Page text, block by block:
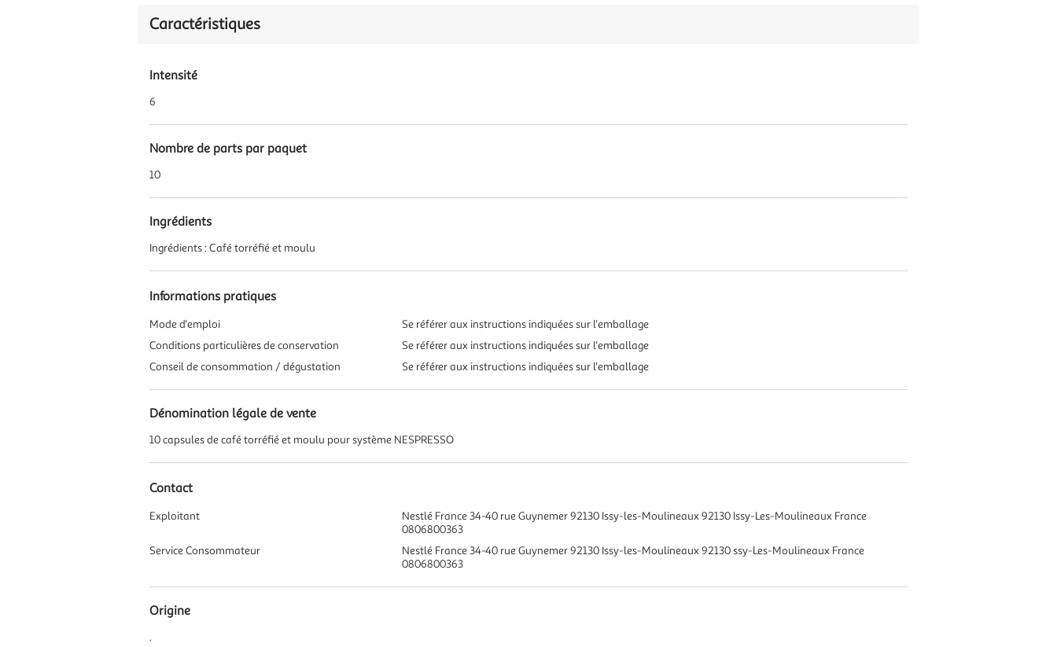
Caractéristiques
Intensité
6
Nombre de parts par paquet
10
Ingrédients
Ingrédients : Café torréfié et moulu
Informations pratiques
Mode d'emploi
Se référer aux instructions indiquées sur l'emballage
Conditions particulières de conservation
Se référer aux instructions indiquées sur l'emballage
Conseil de consommation / dégustation
Se référer aux instructions indiquées sur l'emballage
Dénomination légale de vente
10 capsules de café torréfié et moulu pour système NESPRESSO
Contact
Exploitant
Nestlé France 34-40 rue Guynemer 92130 Issy-les-Moulineaux 92130 Issy-Les-Moulineaux France
0806800363
Service Consommateur
Nestlé France 34-40 rue Guynemer 92130 Issy-les-Moulineaux 92130 ssy-Les-Moulineaux France
0806800363
Origine
.